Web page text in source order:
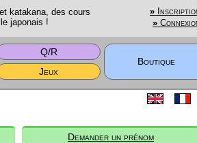
katakana, des cours
japonais !
»
»
Q/R
Boutique
Jeux
Demander un prénom